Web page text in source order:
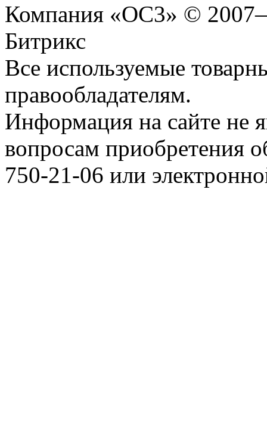
Компания «ОС3» ©
Битрикс
Все используемые
правообладателям.
Информация на сайте не
вопросам приобретения
750-21-06 или